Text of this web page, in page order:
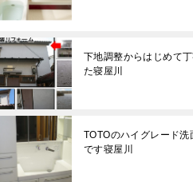
下地調整からはじめて
た寝屋川
TOTOのハイグレード
です寝屋川